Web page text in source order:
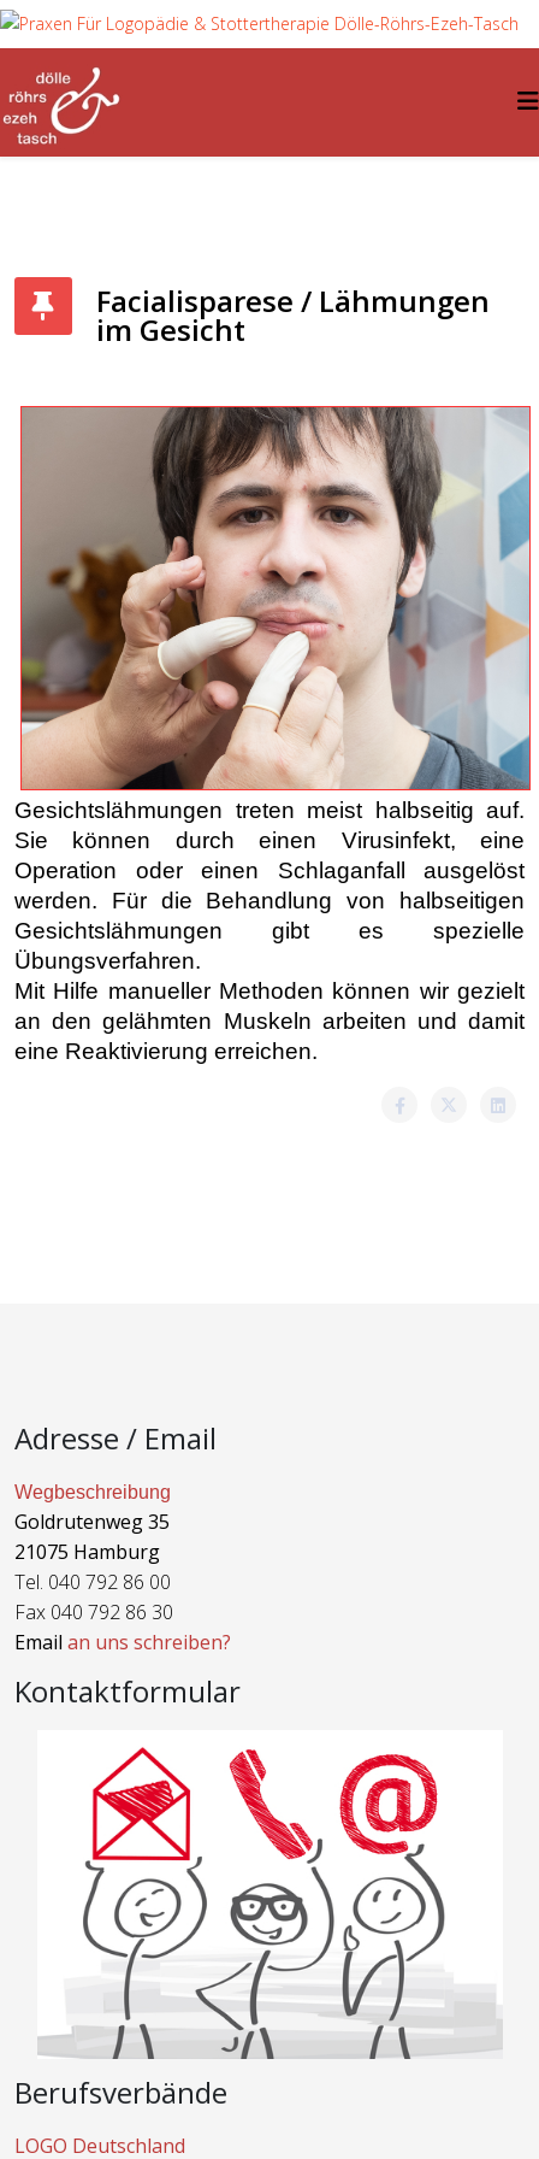
Facialisparese / Lähmungen
im Gesicht
Gesichtslähmungen treten meist halbseitig auf.
Sie können durch einen Virusinfekt, eine
Operation oder einen Schlaganfall ausgelöst
werden. Für die Behandlung von halbseitigen
Gesichtslähmungen gibt es spezielle
Übungsverfahren.
Mit Hilfe manueller Methoden können wir gezielt
an den gelähmten Muskeln arbeiten und damit
eine Reaktivierung erreichen.
Adresse / Email
Wegbeschreibung
Goldrutenweg 35
21075 Hamburg
Tel. 040 792 86 00
Fax 040 792 86 30
Email an uns schreiben?
Kontaktformular
Berufsverbände
LOGO Deutschland